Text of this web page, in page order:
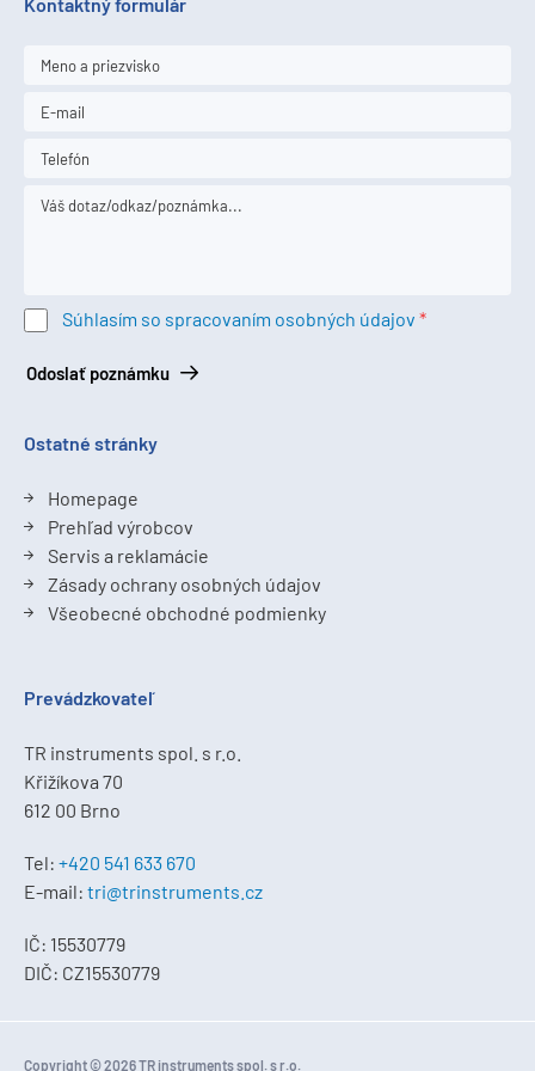
Súhlasím so spracovaním osobných údajov
Odoslať poznámku
Ostatné stránky
Homepage
Prehľad výrobcov
Servis a reklamácie
Zásady ochrany osobných údajov
Všeobecné obchodné podmienky
Prevádzkovateľ
TR instruments spol. s r.o.
Křižíkova 70
612 00 Brno
Tel: +420 541 633 670
E-mail: tri@trinstruments.cz
IČ: 15530779
DIČ: CZ15530779
Copyright © 2026 TR instruments spol. s r.o.